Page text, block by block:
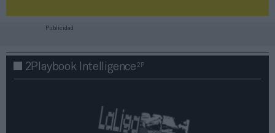
Publicidad
2Playbook Intelligence2P